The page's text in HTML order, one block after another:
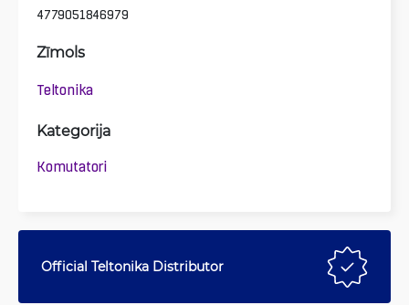
4779051846979
Zīmols
Teltonika
Kategorija
Komutatori
Official Teltonika Distributor